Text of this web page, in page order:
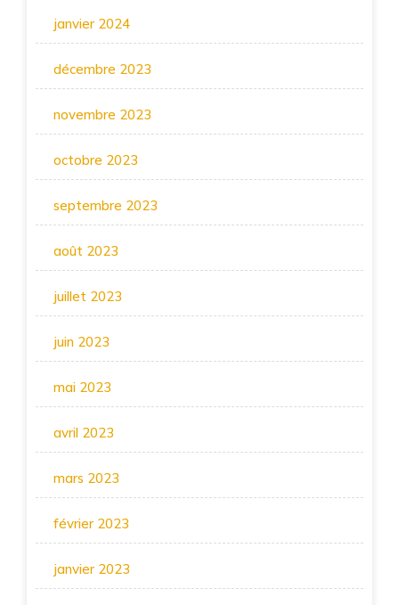
janvier 2024
décembre 2023
novembre 2023
octobre 2023
septembre 2023
août 2023
juillet 2023
juin 2023
mai 2023
avril 2023
mars 2023
février 2023
janvier 2023